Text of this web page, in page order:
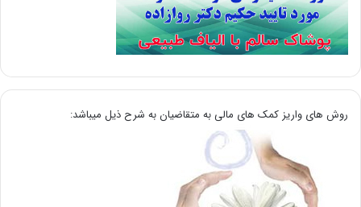
روش های واریز کمک های مالی به متقاضیان به شرح ذیل میباشد: